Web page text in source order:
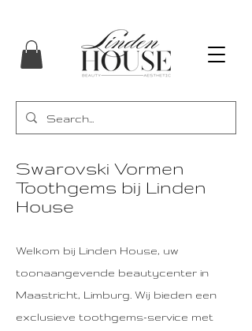
Swarovski Vormen
Toothgems bij Linden
House
Welkom bij Linden House, uw
toonaangevende beautycenter in
Maastricht, Limburg. Wij bieden een
exclusieve toothgems-service met